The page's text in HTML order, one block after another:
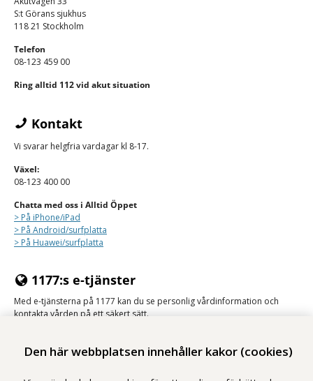
Den här webbplatsen innehåller kakor (cookies)
S:t Görans sjukhus
118 21 Stockholm
Telefon
08-123 459 00
Ring alltid 112 vid akut situation
Kontakt
Vi svarar helgfria vardagar kl 8-17.
Växel:
08-123 400 00
Chatta med oss i Alltid Öppet
> På iPhone/iPad
> På Android/surfplatta
> På Huawei/surfplatta
1177:s e-tjänster
Med e-tjänsterna på 1177 kan du se personlig vårdinformation och
kontakta vården på ett säkert sätt.